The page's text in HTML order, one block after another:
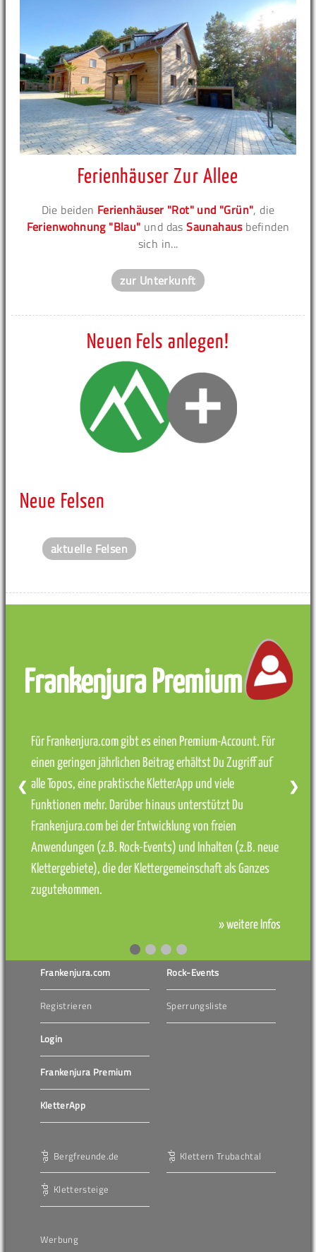
Ferienhäuser Zur Allee
Die beiden Ferienhäuser "Rot" und "Grün", die
Ferienwohnung "Blau" und dasSaunahausbefinden
sich in...
zur Unterkunft
Neuen Fels anlegen!
Neue Felsen
aktuelle Felsen
Frankenjura Premium
Für Frankenjura.com gibt es einen Premium-Account. Für
einen geringen jährlichen Beitrag erhältst Du Zugriff auf
alle Topos, eine praktische KletterApp und viele
Funktionen mehr. Darüber hinaus unterstützt Du
Frankenjura.com bei der Entwicklung von freien
Anwendungen (z.B. Rock-Events) und Inhalten (z.B. neue
Klettergebiete), die der Klettergemeinschaft als Ganzes
zugutekommen.
» weitere Infos
❮ ❯
Frankenjura.com
Registrieren
Login
Frankenjura Premium
KletterApp
Rock-Events
Sperrungsliste
Bergfreunde.de
Klettersteige
Klettern Trubachtal
Werbung